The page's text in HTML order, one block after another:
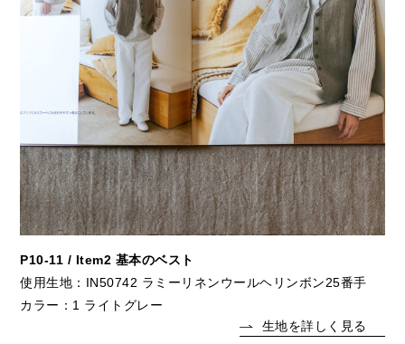
P10-11 / Item2 基本のベスト
使用生地：IN50742 ラミーリネンウールヘリンボン25番手
カラー：1 ライトグレー
生地を詳しく見る